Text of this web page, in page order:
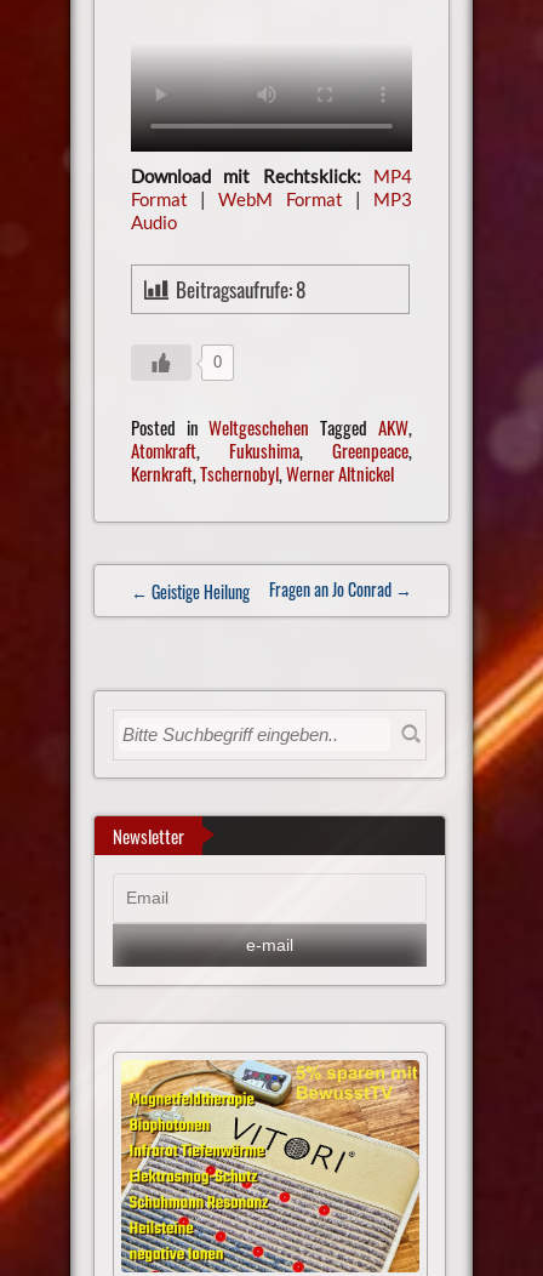
Download mit Rechtsklick:
MP4
Format |WebM Format | MP3
Audio
Beitragsaufrufe:8
0
Posted inWeltgeschehen TaggedAKW,
Atomkraft, Fukushima,Greenpeace,
Kernkraft,Tschernobyl,Werner Altnickel
Post
navigation
← Geistige Heilung Fragen an Jo Conrad →
Newsletter